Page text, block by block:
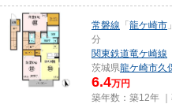
常磐線 「 龍ケ崎市
分
関東鉄道竜ケ崎線
茨城県龍ケ崎市久
6.4万円
築年数：築12年 ｜